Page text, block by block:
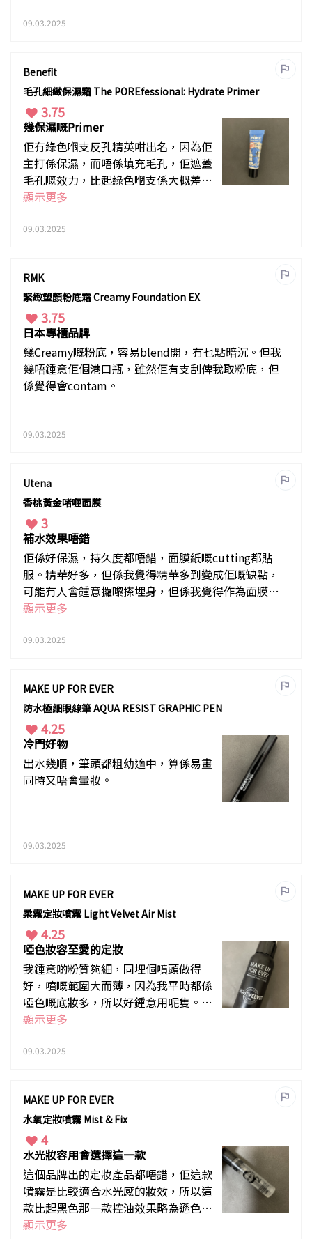
09.03.2025
Benefit
毛孔細緻保濕霜 The POREfessional: Hydrate Primer
3.75
幾保濕嘅Primer
佢冇綠色嗰支反孔精英咁出名，因為佢
主打係保濕，而唔係填充毛孔，佢遮蓋
毛孔嘅效力，比起綠色嗰支係大概差3
0%。但如果冬天嘅話，我會鍾意用呢
顯示更多
09.03.2025
RMK
緊緻塑顏粉底霜 Creamy Foundation EX
3.75
日本專櫃品牌
幾Creamy嘅粉底，容易blend開，冇乜點暗沉。但我
幾唔鍾意佢個港口瓶，雖然佢有支刮俾我取粉底，但
係覺得會contam。
09.03.2025
Utena
香桃黃金啫喱面膜
3
補水效果唔錯
佢係好保濕，持久度都唔錯，面膜紙嘅cutting都貼
服。精華好多，但係我覺得精華多到變成佢嘅缺點，
可能有人會鍾意攞嚟搽埋身，但係我覺得作為面膜嚟
講佢嘅精華份量夠用上塊面度就足夠。
顯示更多
09.03.2025
MAKE UP FOR EVER
防水極細眼線筆 AQUA RESIST GRAPHIC PEN
4.25
冷門好物
出水幾順，筆頭都粗幼適中，算係易畫
同時又唔會暈妝。
09.03.2025
MAKE UP FOR EVER
柔霧定妝噴霧 Light Velvet Air Mist
4.25
啞色妝容至愛的定妝
我鍾意啲粉質夠細，同埋個噴頭做得
好，噴嘅範圍大而薄，因為我平時都係
啞色嘅底妝多，所以好鍾意用呢隻。以
我混油肌膚嚟講，佢可以控制得個妝面
噴咗落頭髮度係幾明顯，所以最好用隻
顯示更多
09.03.2025
MAKE UP FOR EVER
水氧定妝噴霧 Mist & Fix
4
水光妝容用會選擇這一款
這個品牌出的定妝產品都唔錯，佢這款
噴霧是比較適合水光感的妝效，所以這
款比起黑色那一款控油效果略為遜色一
些，但就可以不會令到個底妝變成啞to
顯示更多